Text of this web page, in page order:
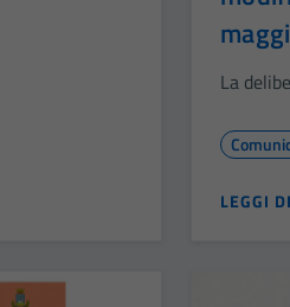
La
LEGGI